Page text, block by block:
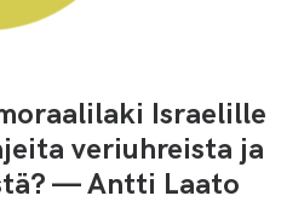
Israelille
veriuhreista ja
— Antti Laato